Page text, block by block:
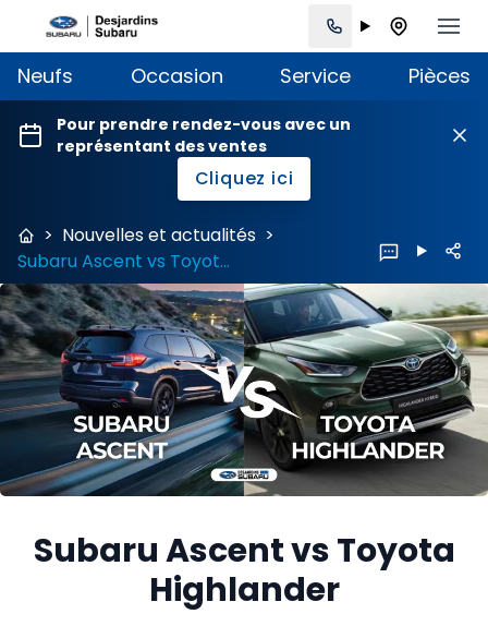
Neufs Occasion Service Pièces
Pour prendre rendez-vous avec un
représentant des ventes
Cliquez ici
> Nouvelles et actualités >
Subaru Ascent vs Toyota Highlander
Subaru Ascent vs Toyota
Highlander